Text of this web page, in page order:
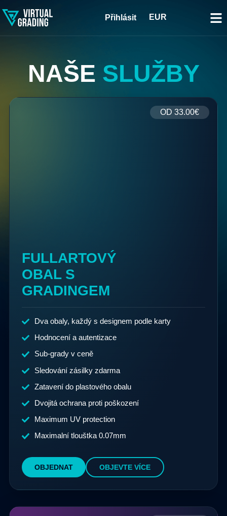
Přihlásit EUR
NAŠE SLUŽBY
FULLARTOVÝ
OBAL S
GRADINGEM
OD 33.00€
Dva obaly, každý s designem podle karty
Hodnocení a autentizace
Sub-grady v ceně
Sledování zásilky zdarma
Zatavení do plastového obalu
Dvojitá ochrana proti poškození
Maximum UV protection
Maximalní tlouštka 0.07mm
OBJEDNAT OBJEVTE VÍCE